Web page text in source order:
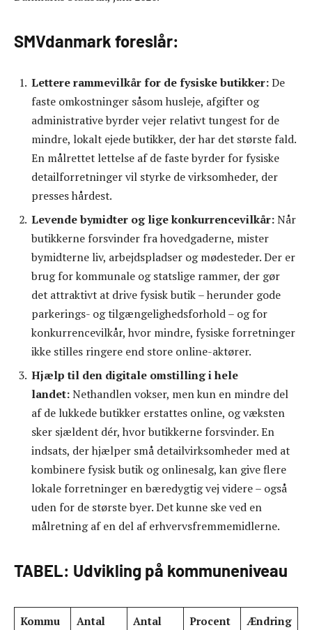
SMVdanmark foreslår:
Lettere rammevilkår for de fysiske butikker:De
faste omkostninger såsom husleje, afgifter og
administrative byrder vejer relativt tungest for de
mindre, lokalt ejede butikker, der har det største fald.
En målrettet lettelse af de faste byrder for fysiske
detailforretninger vil styrke de virksomheder, der
presses hårdest.
Levende bymidter og lige konkurrencevilkår:Når
butikkerne forsvinder fra hovedgaderne, mister
bymidterne liv, arbejdspladser og mødesteder. Der er
brug for kommunale og statslige rammer, der gør
det attraktivt at drive fysisk butik – herunder gode
parkerings- og tilgængelighedsforhold – og for
konkurrencevilkår, hvor mindre, fysiske forretninger
ikke stilles ringere end store online-aktører.
Hjælp til den digitale omstilling i hele
landet:Nethandlen vokser, men kun en mindre del
af de lukkede butikker erstattes online, og væksten
sker sjældent dér, hvor butikkerne forsvinder. En
indsats, der hjælper små detailvirksomheder med at
kombinere fysisk butik og onlinesalg, kan give flere
lokale forretninger en bæredygtig vej videre – også
uden for de største byer. Det kunne ske ved en
målretning af en del af erhvervsfremmemidlerne.
TABEL: Udvikling på kommuneniveau
Kommu
Antal
Antal
Procent
Ændring